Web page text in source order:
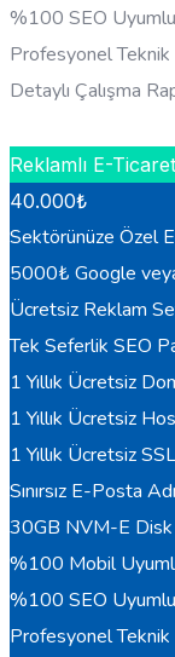
%100 SEO Uyumlu
Profesyonel
Detaylı Çalışma
Reklamlı E-
40.000₺
Sektörünüze Özel
5000₺ Google
Ücretsiz Reklam
Tek Seferlik SEO
1 Yıllık Ücretsiz
1 Yıllık Ücretsiz
1 Yıllık Ücretsiz
Sınırsız E-Posta
30GB NVM-E Disk
%100 Mobil
%100 SEO Uyumlu
Profesyonel